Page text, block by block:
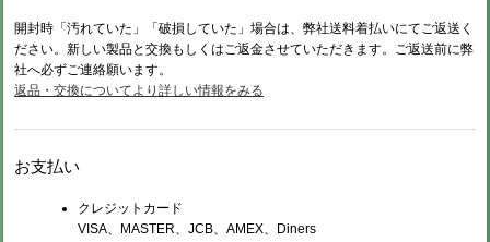
開封時「汚れていた」「破損していた」場合は、弊社送料着払いにてご返送く
ださい。新しい製品と交換もしくはご返金させていただきます。ご返送前に弊
社へ必ずご連絡願います。
返品・交換についてより詳しい情報をみる
お支払い
クレジットカード
VISA、MASTER、JCB、AMEX、Diners